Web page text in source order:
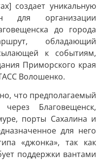
создает уникальную
для организации
до города
обладающий
к событиям,
Приморского края
Волошенко.
что предполагаемый
Благовещенск,
порты Сахалина и
для него
«джонка», так как
поддержки вантами